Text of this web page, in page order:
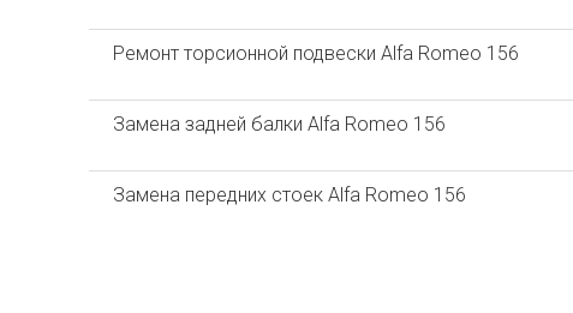
Ремонт торсионной подвески Alfa Romeo 156
Замена задней балки Alfa Romeo 156
Замена передних стоек Alfa Romeo 156